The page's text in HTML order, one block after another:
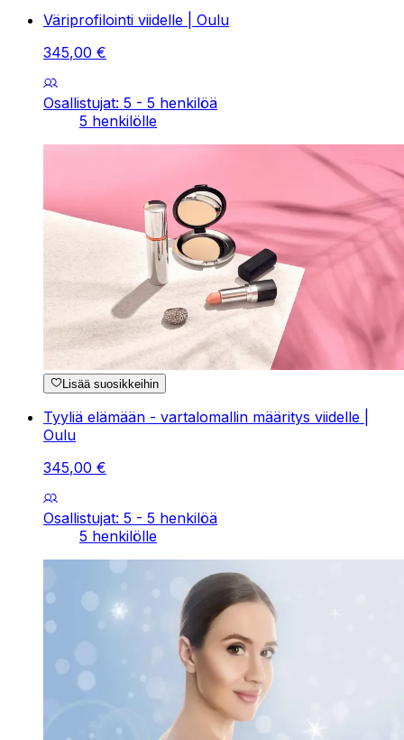
Väriprofilointi viidelle | Oulu
345,00 €
Osallistujat: 5 - 5 henkilöä
5 henkilölle
Lisää suosikkeihin
Tyyliä elämään - vartalomallin määritys viidelle |
Oulu
345,00 €
Osallistujat: 5 - 5 henkilöä
5 henkilölle